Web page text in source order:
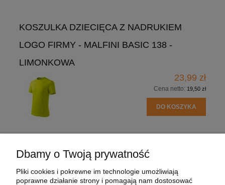
KOSZULKA DZIECIĘCA Z NADRUKIEM
LOGO FIRMY - MALFINI BASIC 138 -
LIMONKOWA
23,99 zł
Cena netto: 19,50 zł
DO KOSZYKA
Dbamy o Twoją prywatność
Pliki cookies i pokrewne im technologie umożliwiają
poprawne działanie strony i pomagają nam dostosować